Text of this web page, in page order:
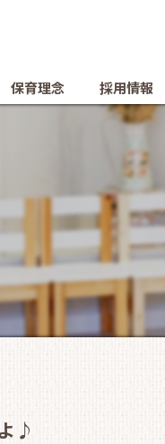
保育理念 採用情報
♪